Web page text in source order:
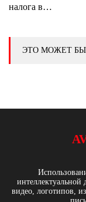
налога в…
ЭТО МОЖЕТ
интеллектуальной
видео, логотипов,